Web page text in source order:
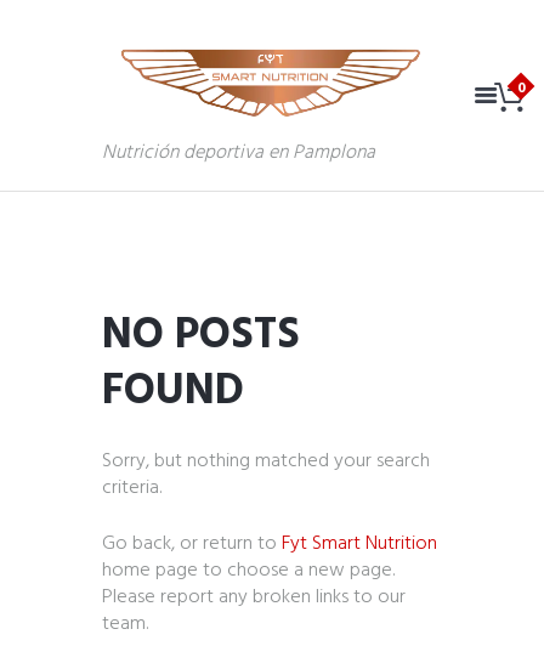
Nutrición deportiva en Pamplona
NO POSTS
FOUND
Sorry, but nothing matched your search
criteria.
Go back, or return toFyt Smart Nutrition
home page to choose a new page.
Please report any broken links to our
team.